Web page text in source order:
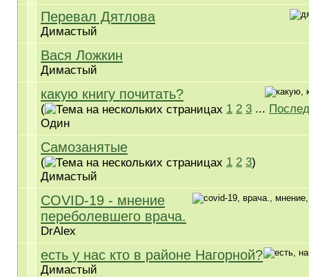
Перевал Дятлова
Димастый
Вася Ложкин
Димастый
какую книгу почитать?
( 1 2 3 ...
Один
Самозанятые
( 1 2 3)
Димастый
COVID-19 - мнение
переболевшего врача.
DrAlex
есть у нас кто в районе Нагорной?
Димастый